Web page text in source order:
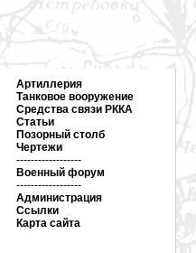
Артиллерия
Танковое вооружение
Средства связи РККА
Статьи
Позорный столб
Чертежи
------------------
Военный форум
------------------
Администрация
Ссылки
Карта сайта